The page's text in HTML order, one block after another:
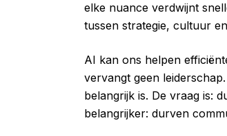
elke nuance verdwijnt
tussen strategie, cultuur
AI kan ons helpen
vervangt geen
belangrijk is. De vraag is:
belangrijker: durven